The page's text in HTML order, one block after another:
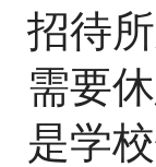
招待
需要
是学